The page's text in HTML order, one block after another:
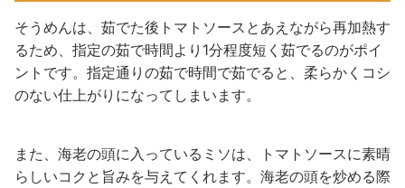
そうめんは、茹でた後トマトソースとあえながら再加熱す
るため、指定の茹で時間より1分程度短く茹でるのがポイ
ントです。指定通りの茹で時間で茹でると、柔らかくコシ
のない仕上がりになってしまいます。
また、海老の頭に入っているミソは、トマトソースに素晴
らしいコクと旨みを与えてくれます。海老の頭を炒める際